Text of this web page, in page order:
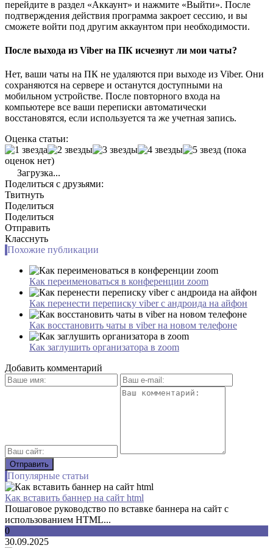
перейдите в раздел «Аккаунт» и нажмите «Выйти». После
подтверждения действия программа закроет сессию, и вы
сможете войти под другим аккаунтом при необходимости.
После выхода из Viber на ПК исчезнут ли мои чаты?
Нет, ваши чаты на ПК не удаляются при выходе из Viber. Они
сохраняются на сервере и останутся доступными на
мобильном устройстве. После повторного входа на
компьютере все ваши переписки автоматически
восстановятся, если используется та же учетная запись.
Оценка статьи:
(пока
оценок нет)
Загрузка...
Поделиться с друзьями:
Твитнуть
Поделиться
Поделиться
Отправить
Класснуть
Похожие публикации
Как переименоваться в конференции zoom
Как перенести переписку viber с андроида на айфон
Как восстановить чаты в viber на новом телефоне
Как заглушить организатора в zoom
Добавить комментарий
Популярные статьи
Как вставить баннер на сайт html
Пошаговое руководство по вставке баннера на сайт с
использованием HTML...
0
30.09.2025